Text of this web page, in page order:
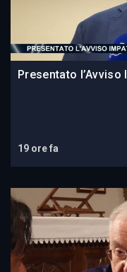
Presentato
19 ore fa